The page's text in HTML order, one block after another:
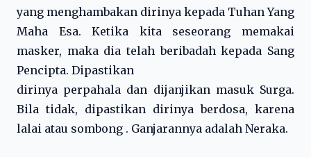
yang menghambakan dirinya kepada Tuhan Yang
Maha Esa. Ketika kita seseorang memakai
masker, maka dia telah beribadah kepada Sang
Pencipta. Dipastikan
dirinya perpahala dan dijanjikan masuk Surga.
Bila tidak, dipastikan dirinya berdosa, karena
lalai atau sombong . Ganjarannya adalah Neraka.